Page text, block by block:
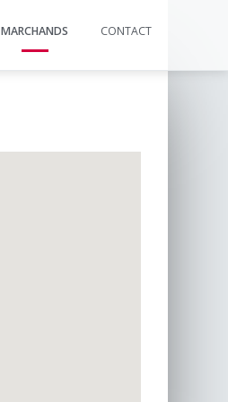
MARCHANDS CONTACT